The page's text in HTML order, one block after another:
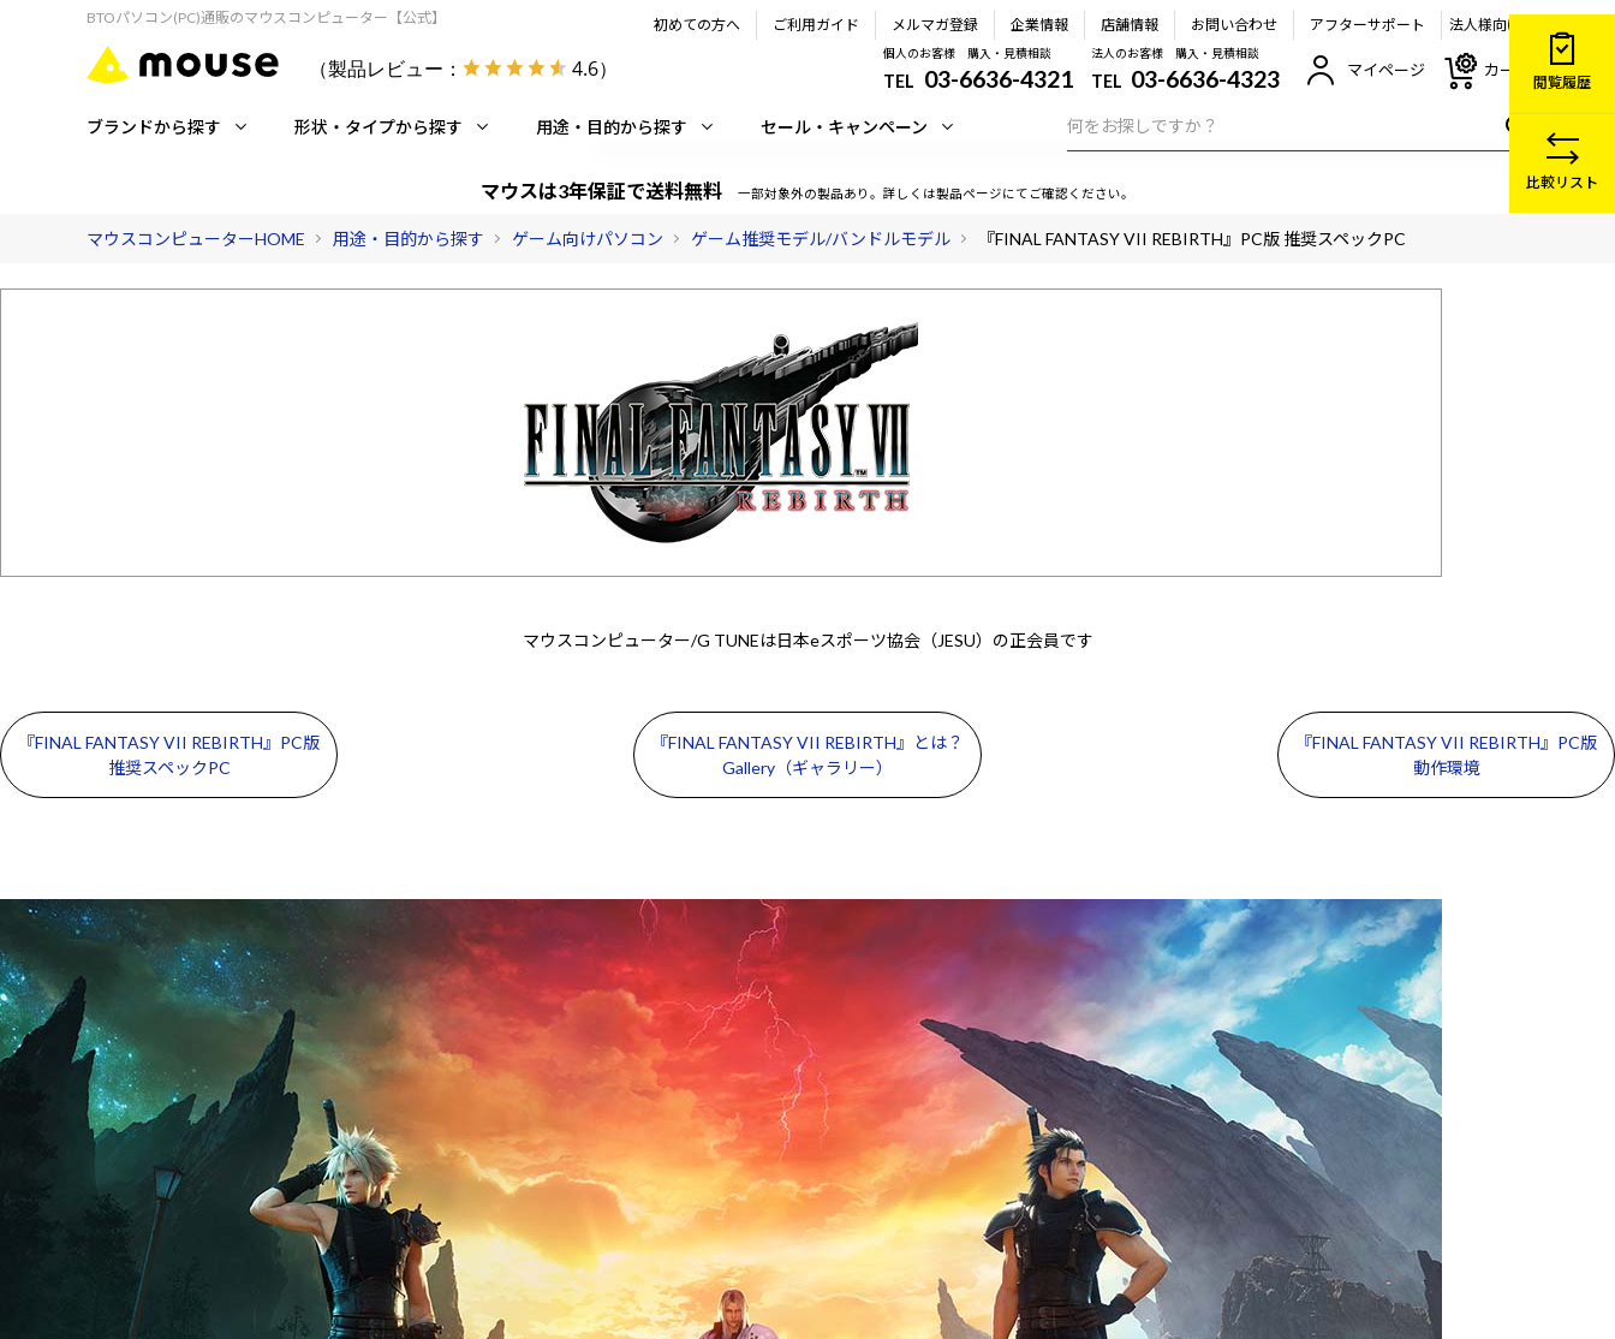
BTOパソコン(PC)通販のマウスコンピューター【公式】
（製品レビュー： 4.6）
初めての方へ ご利用ガイド メルマガ登録 企業情報 店舗情報 お問い合わせ アフターサポート 法人様向け
個人のお客様 購入・見積相談
TEL 03-6636-4321
法人のお客様 購入・見積相談
TEL 03-6636-4323 マイページ カート
ブランドから探す 形状・タイプから探す 用途・目的から探す セール・キャンペーン
マウスは3年保証で送料無料 一部対象外の製品あり。詳しくは製品ページにてご確認ください。
マウスコンピューターHOME 用途・目的から探す ゲーム向けパソコン ゲーム推奨モデル/バンドルモデル 『FINAL FANTASY VII REBIRTH』PC版 推奨スペックPC
マウスコンピューター/G TUNEは日本eスポーツ協会（JESU）の正会員です
『FINAL FANTASY VII REBIRTH』PC版
推奨スペックPC
『FINAL FANTASY VII REBIRTH』とは？
Gallery（ギャラリー）
『FINAL FANTASY VII REBIRTH』PC版
動作環境
閲覧履歴
比較リスト